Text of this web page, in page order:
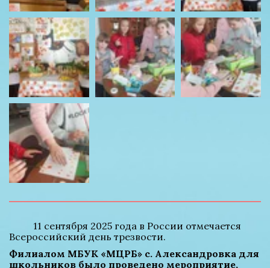
Всероссийский день трезвости.
Филиалом МБУК «МЦРБ» с. Александровка для
школьников было проведено мероприятие,